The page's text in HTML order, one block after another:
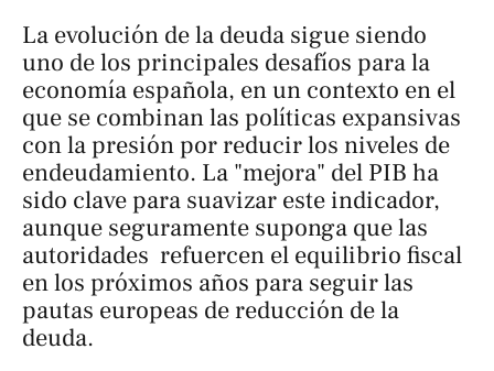
La evolución de la deuda sigue siendo
uno de los principales desafíos para la
economía española, en un contexto en el
que se combinan las políticas expansivas
con la presión por reducir los niveles de
endeudamiento. La "mejora" del PIB ha
sido clave para suavizar este indicador,
aunque seguramente suponga que las
autoridades refuercen el equilibrio fiscal
en los próximos años para seguir las
pautas europeas de reducción de la
deuda.